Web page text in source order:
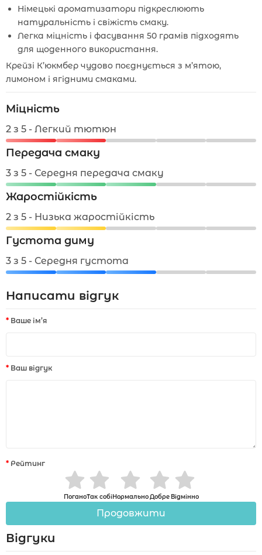
Німецькі ароматизатори підкреслюють
натуральність і свіжість смаку.
Легка міцність і фасування 50 грамів підходять
для щоденного використання.
Крейзі К’юкмбер чудово поєднується з м’ятою,
лимоном і ягідними смаками.
Міцність
2 з 5 - Легкий тютюн
Передача смаку
3 з 5 - Середня передача смаку
Жаростійкість
2 з 5 - Низька жаростійкість
Густота диму
3 з 5 - Середня густота
Написати відгук
Ваше ім’я
Ваш відгук
Рейтинг
ПоганоТак собіНормальноДобре Відмінно
Продовжити
Відгуки